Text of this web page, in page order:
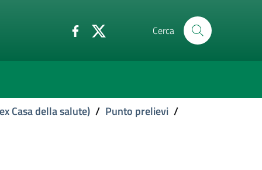
Cerca
Casa della salute) / Punto prelievi /